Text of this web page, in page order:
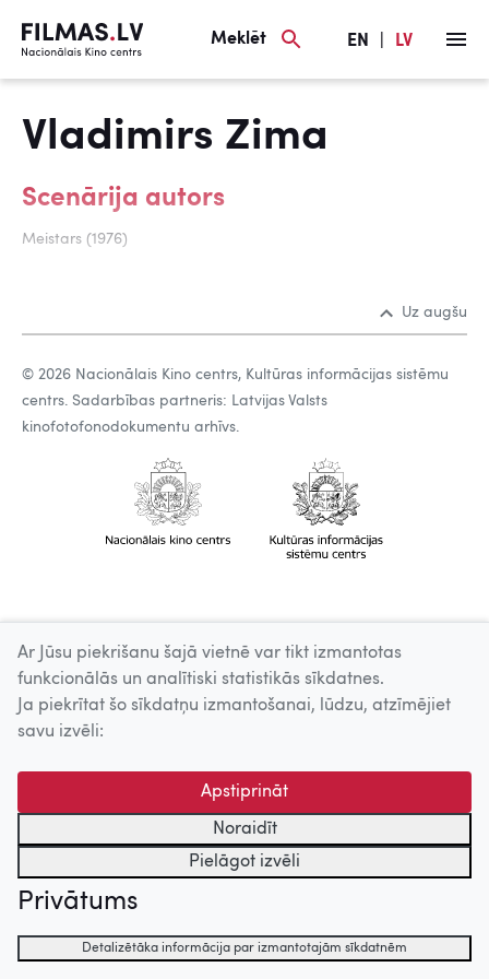
Meklēt EN LV
Vladimirs Zima
Scenārija autors
Meistars (1976)
Uz augšu
© 2026 Nacionālais Kino centrs, Kultūras informācijas sistēmu
centrs. Sadarbības partneris: Latvijas Valsts
kinofotofonodokumentu arhīvs.
Ar Jūsu piekrišanu šajā vietnē var tikt izmantotas
funkcionālās un analītiski statistikās sīkdatnes.
Ja piekrītat šo sīkdatņu izmantošanai, lūdzu, atzīmējiet
savu izvēli:
Apstiprināt
Noraidīt
Pielāgot izvēli
Privātums
Detalizētāka informācija par izmantotajām sīkdatnēm